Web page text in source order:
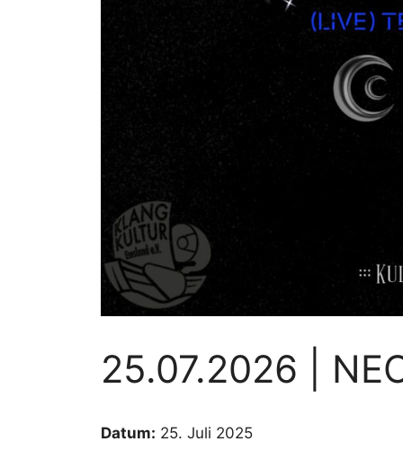
25.07.2026 |
Datum: 25. Juli 2025